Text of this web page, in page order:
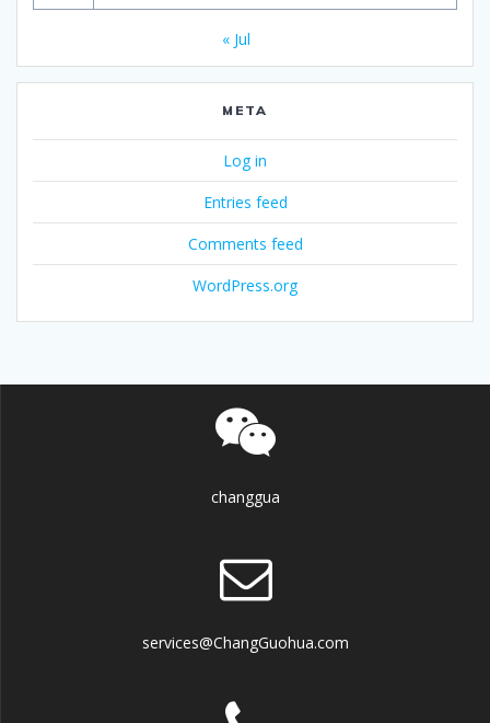
« Jul
META
Log in
Entries feed
Comments feed
WordPress.org
changgua
services@ChangGuohua.com